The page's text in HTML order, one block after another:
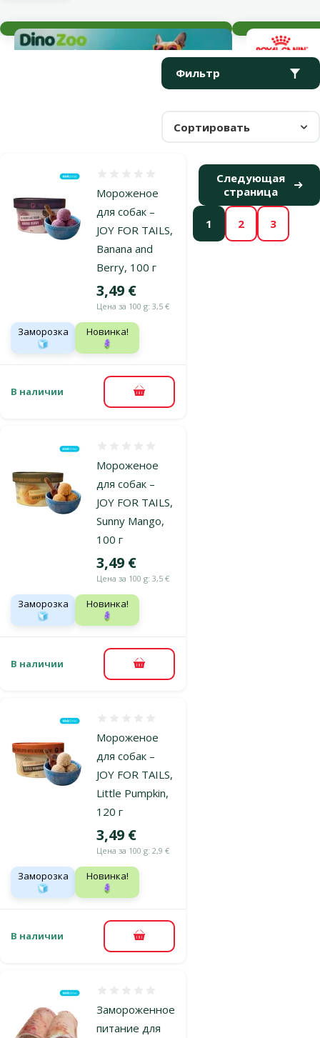
Фильтр
Сортировать
Продукты в категории Замороженные продукты для собак
Мороженое
для собак –
JOY FOR TAILS,
Banana and
Berry, 100 г
Цена
3,49 €
Цена за 100 g: 3,5 €
Заморозка
🧊
Новинка!
🪻
В наличии В корзину
Мороженое
для собак –
JOY FOR TAILS,
Sunny Mango,
100 г
Цена
3,49 €
Цена за 100 g: 3,5 €
Заморозка
🧊
Новинка!
🪻
В наличии В корзину
Мороженое
для собак –
JOY FOR TAILS,
Little Pumpkin,
120 г
Цена
3,49 €
Цена за 100 g: 2,9 €
Заморозка
🧊
Новинка!
🪻
В наличии В корзину
Замороженное
питание для
1 2 3
Следующая
страница